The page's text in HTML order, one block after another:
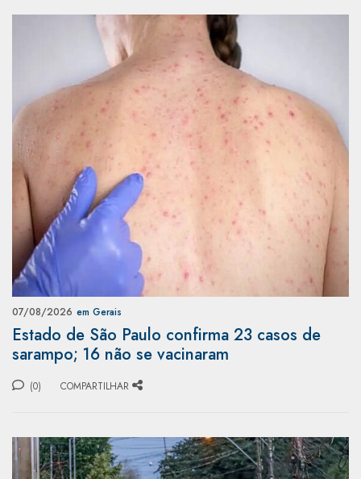
07/08/2026 em Gerais
Estado de São Paulo confirma 23 casos de
sarampo; 16 não se vacinaram
(0) COMPARTILHAR